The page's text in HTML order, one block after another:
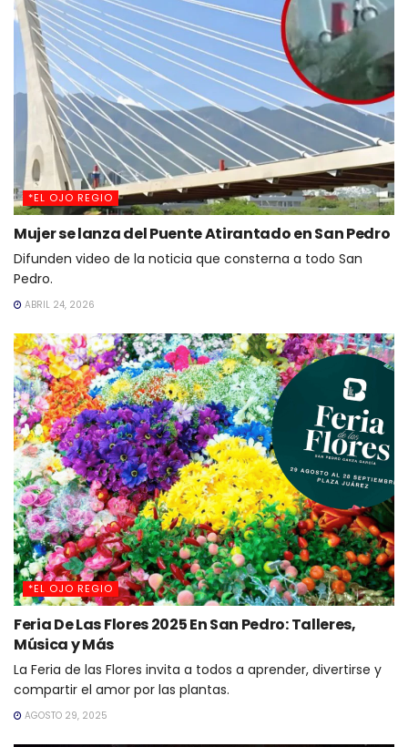
*EL OJO REGIO
Mujer se lanza del Puente Atirantado en San Pedro
Difunden video de la noticia que consterna a todo San
Pedro.
ABRIL 24, 2026
*EL OJO REGIO
Feria De Las Flores 2025 En San Pedro: Talleres,
Música y Más
La Feria de las Flores invita a todos a aprender, divertirse y
compartir el amor por las plantas.
AGOSTO 29, 2025